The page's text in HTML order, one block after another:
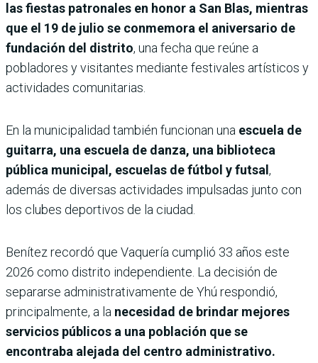
las fiestas patronales en honor a San Blas, mientras
que el 19 de julio se conmemora el aniversario de
fundación del distrito, una fecha que reúne a
pobladores y visitantes mediante festivales artísticos y
actividades comunitarias.
En la municipalidad también funcionan una escuela de
guitarra, una escuela de danza, una biblioteca
pública municipal, escuelas de fútbol y futsal ,
además de diversas actividades impulsadas junto con
los clubes deportivos de la ciudad.
Benítez recordó que Vaquería cumplió 33 años este
2026 como distrito independiente. La decisión de
separarse administrativamente de Yhú respondió,
principalmente, a la necesidad de brindar mejores
servicios públicos a una población que se
encontraba alejada del centro administrativo.